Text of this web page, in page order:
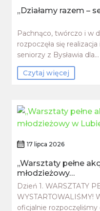
„Działamy razem –
Pachnąco, twórczo i w
rozpoczęła się
seniorzy z Bysławia dla…
Czytaj więcej
17 lipca 2026
„Warsztaty pełne
młodzieżowy…
Dzień 1. WARSZTATY
WYSTARTOWALIŚMY!
oficjalnie rozpoczęliśmy